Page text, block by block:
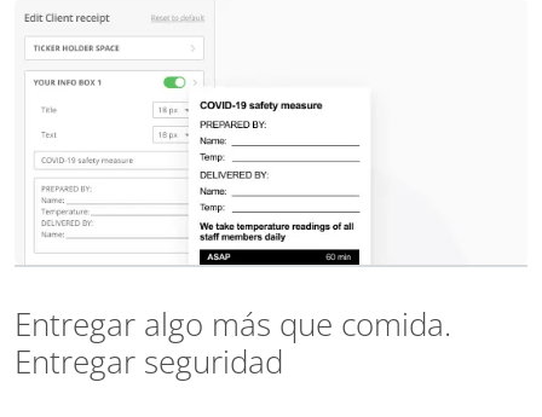
Entregar algo más que comida.
Entregar seguridad